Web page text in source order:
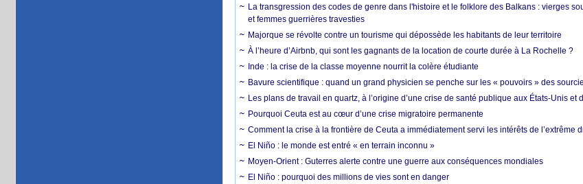
La transgression des codes de genre dans l'histoire et le folklore des Balkans : vierges
et femmes guerrières travesties
Majorque se révolte contre un tourisme qui dépossède les habitants de leur territoire
À l’heure d’Airbnb, qui sont les gagnants de la location de courte durée à La Rochelle ?
Inde : la crise de la classe moyenne nourrit la colère étudiante
Bavure scientifique : quand un grand physicien se penche sur les « pouvoirs » des
Les plans de travail en quartz, à l’origine d’une crise de santé publique aux États-Unis et
Pourquoi Ceuta est au cœur d’une crise migratoire permanente
Comment la crise à la frontière de Ceuta a immédiatement servi les intérêts de l’extrême
El Niño : le monde est entré « en terrain inconnu »
Moyen-Orient : Guterres alerte contre une guerre aux conséquences mondiales
El Niño : pourquoi des millions de vies sont en danger